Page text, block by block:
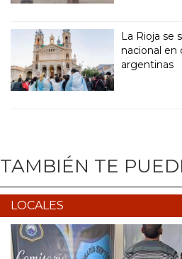
La Rioja se
nacional en
argentinas
TAMBIÉN TE
LOCALES